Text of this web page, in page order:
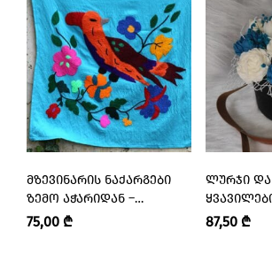
ᲛᲖᲔᲕᲘᲜᲐᲠᲘᲡ ᲜᲐᲥᲐᲠᲒᲔᲑᲘ
ᲖᲔᲛᲝ ᲐᲭᲐᲠᲘᲓᲐᲜ –
“ᲛᲖᲔᲕᲘᲜᲐᲠᲘ • MZEVINARI”
75,00 ₾
ᲚᲣᲠᲯᲘ
“SOUL
87,50 ₾